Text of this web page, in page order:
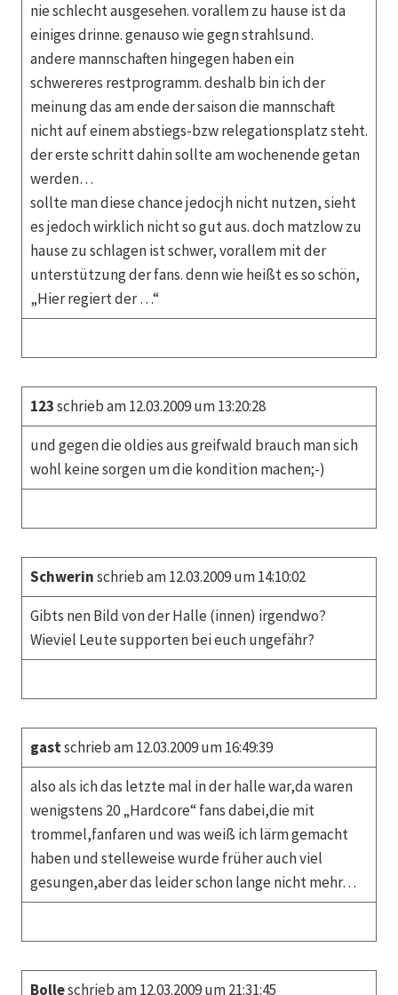
nie schlecht ausgesehen. vorallem zu hause ist da
einiges drinne. genauso wie gegn strahlsund.
andere mannschaften hingegen haben ein
schwereres restprogramm. deshalb bin ich der
meinung das am ende der saison die mannschaft
nicht auf einem abstiegs-bzw relegationsplatz steht.
der erste schritt dahin sollte am wochenende getan
werden…
sollte man diese chance jedocjh nicht nutzen, sieht
es jedoch wirklich nicht so gut aus. doch matzlow zu
hause zu schlagen ist schwer, vorallem mit der
unterstützung der fans. denn wie heißt es so schön,
„Hier regiert der …“
123schrieb am 12.03.2009 um 13:20:28
und gegen die oldies aus greifwald brauch man sich
wohl keine sorgen um die kondition machen;-)
Schwerinschrieb am 12.03.2009 um 14:10:02
Gibts nen Bild von der Halle (innen) irgendwo?
Wieviel Leute supporten bei euch ungefähr?
gastschrieb am 12.03.2009 um 16:49:39
also als ich das letzte mal in der halle war,da waren
wenigstens 20 „Hardcore“ fans dabei,die mit
trommel,fanfaren und was weiß ich lärm gemacht
haben und stelleweise wurde früher auch viel
gesungen,aber das leider schon lange nicht mehr…
Bolleschrieb am 12.03.2009 um 21:31:45